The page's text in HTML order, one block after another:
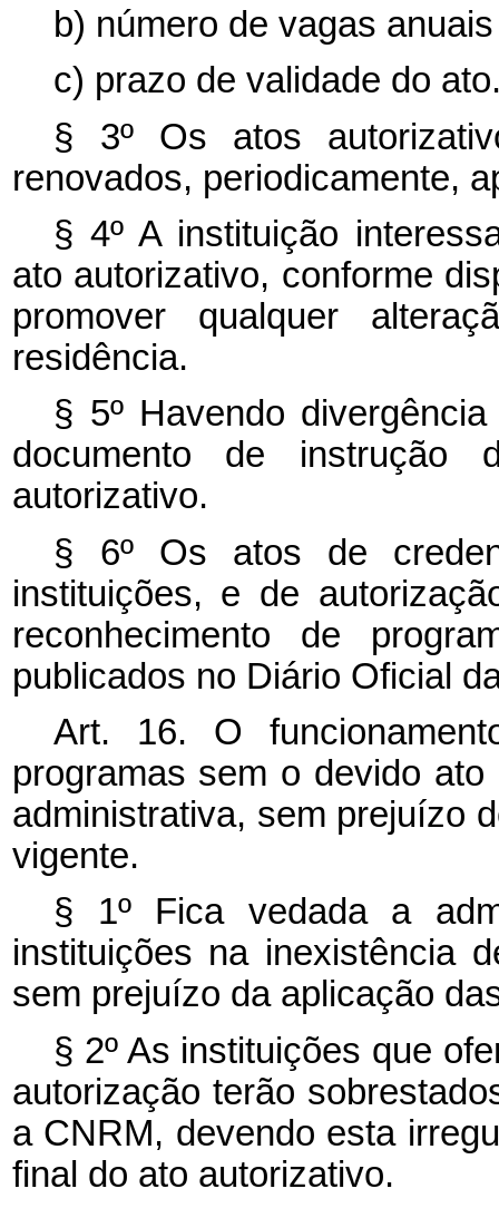
b) número de vagas
c) prazo de validade do
§ 3º Os atos
renovados, periodicamente,
§ 4º A instituição
ato autorizativo, conforme
promover qualquer
residência.
§ 5º Havendo
documento de instrução
autorizativo.
§ 6º Os atos de
instituições, e de
reconhecimento de
publicados no Diário Oficial
Art. 16. O
programas sem o devido
administrativa, sem prejuízo
vigente.
§ 1º Fica vedada a
instituições na inexistência
sem prejuízo da aplicação
§ 2º As instituições que
autorização terão
a CNRM, devendo esta
final do ato autorizativo.